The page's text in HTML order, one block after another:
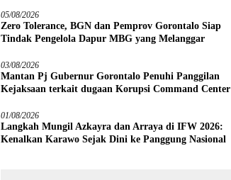
05/08/2026
Zero Tolerance, BGN dan Pemprov Gorontalo Siap
Tindak Pengelola Dapur MBG yang Melanggar
03/08/2026
Mantan Pj Gubernur Gorontalo Penuhi Panggilan
Kejaksaan terkait dugaan Korupsi Command Center
01/08/2026
Langkah Mungil Azkayra dan Arraya di IFW 2026:
Kenalkan Karawo Sejak Dini ke Panggung Nasional